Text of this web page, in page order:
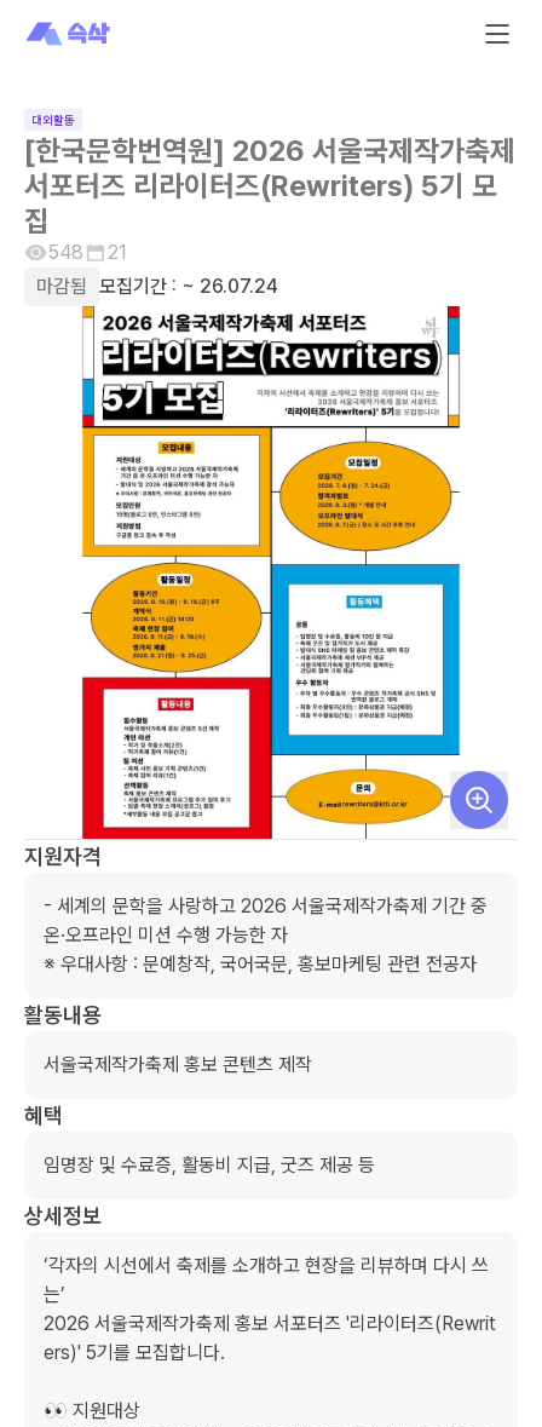
대외활동
[한국문학번역원] 2026 서울국제작가축제
서포터즈 리라이터즈(Rewriters) 5기 모
집
548
21
마감됨
모집기간 : ~ 26.07.24
지원자격
- 세계의 문학을 사랑하고 2026 서울국제작가축제 기간 중
온·오프라인 미션 수행 가능한 자
※ 우대사항 : 문예창작, 국어국문, 홍보마케팅 관련 전공자
활동내용
서울국제작가축제 홍보 콘텐츠 제작
혜택
임명장 및 수료증, 활동비 지급, 굿즈 제공 등
상세정보
‘각자의 시선에서 축제를 소개하고 현장을 리뷰하며 다시 쓰
는’
2026 서울국제작가축제 홍보 서포터즈 '리라이터즈(Rewrit
ers)' 5기를 모집합니다.
👀 지원대상